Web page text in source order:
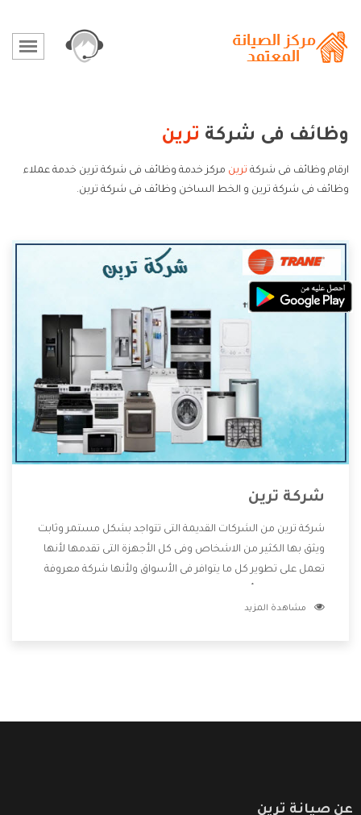
وظائف فى شركة ترين
ارقام وظائف فى شركة ترين مركز خدمة وظائف فى شركة ترين خدمة عملاء
وظائف فى شركة ترين و الخط الساخن وظائف فى شركة ترين.
شركة ترين
شركة ترين من الشركات القديمة التى تتواجد بشكل مستمر وثابت
ويثق بها الكثير من الاشخاص وفى كل الأجهزة التى تقدمها لأنها
تعمل على تطوير كل ما يتوافر فى الأسواق ولأنها شركة معروفة
للعملاء أقوى العروض والخصومات التى تسهل على المستهلك
مشاهدة المزيد
عن صيانة ترين